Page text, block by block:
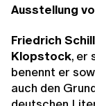
Ausstellung
Friedrich
Klopstock, er
benennt er
auch den